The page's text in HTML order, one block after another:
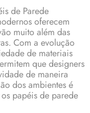
de Parede
oferecem
muito além das
Com a evolução
de materiais
que designers
de maneira
dos ambientes é
papéis de parede